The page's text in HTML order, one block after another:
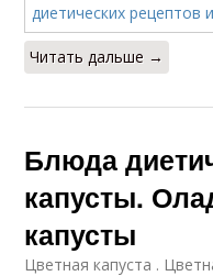
Читать дальше →
Блюда
капусты.
капусты
Цветная капуста .